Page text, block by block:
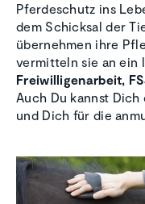
Pferdeschutz ins
dem Schicksal der
übernehmen ihre
vermitteln sie an ein
Freiwilligenarbeit,
Auch Du kannst
und Dich für die